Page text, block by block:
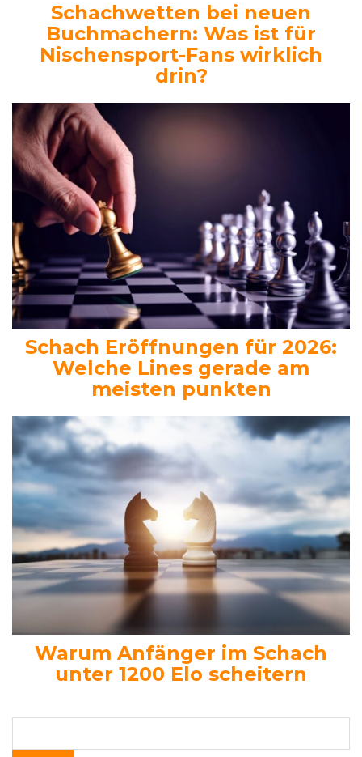
Schachwetten bei neuen
Buchmachern: Was ist für
Nischensport-Fans wirklich
drin?
Schach Eröffnungen für 2026:
Welche Lines gerade am
meisten punkten
Warum Anfänger im Schach
unter 1200 Elo scheitern